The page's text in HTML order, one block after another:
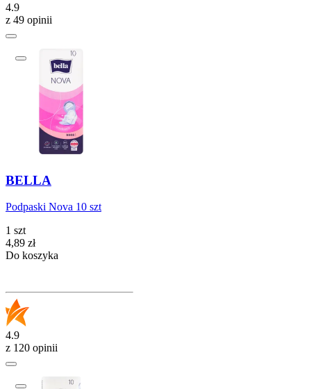
4.9
z 49 opinii
BELLA
Podpaski Nova 10 szt
1 szt
Cena
4,89 zł
Do koszyka
4.9
z 120 opinii